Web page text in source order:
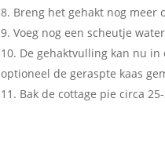
Breng het gehakt nog meer
Voeg nog een scheutje
De gehaktvulling kan nu
optioneel de geraspte kaas
Bak de cottage pie circa